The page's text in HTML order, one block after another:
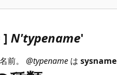
] N'typename'
前。 @typename は sysname